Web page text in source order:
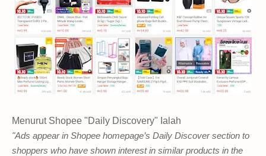
Menurut Shopee "Daily Discovery" Ialah
"Ads appear in Shopee homepage’s Daily Discover section to
shoppers who have shown interest in similar products in the